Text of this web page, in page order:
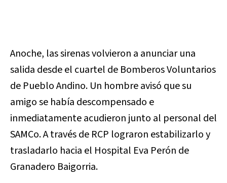
Anoche, las sirenas volvieron a anunciar una
salida desde el cuartel de Bomberos Voluntarios
de Pueblo Andino. Un hombre avisó que su
amigo se había descompensado e
inmediatamente acudieron junto al personal del
SAMCo. A través de RCP lograron estabilizarlo y
trasladarlo hacia el Hospital Eva Perón de
Granadero Baigorria.